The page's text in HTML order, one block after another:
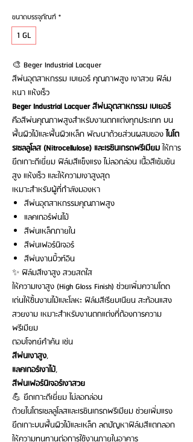
ขนาดบรรจุภัณฑ์ *
1 GL
🎨 Beger Industrial Lacquer
สีพ่นอุตสาหกรรม เบเยอร์ คุณภาพสูง เงาสวย ฟิล์ม
หนา แห้งเร็ว
Beger Industrial Lacquer สีพ่นอุตสาหกรรม เบเยอร์
คือสีพ่นคุณภาพสูงสำหรับงานตกแต่งทุกประเภท บน
พื้นผิวไม้และพื้นผิวเหล็ก พัฒนาด้วยส่วนผสมของไนโต
รเซลลูโลส (Nitrocellulose) และเรซินเกรดพรีเมียมให้การ
ยึดเกาะดีเยี่ยม ฟิล์มสีแข็งแรง ไม่ลอกล่อน เนื้อสีเข้มข้น
สูง แห้งเร็ว และให้ความเงาสูงสุด
เหมาะสำหรับผู้ที่กำลังมองหา
สีพ่นอุตสาหกรรมคุณภาพสูง
แลคเกอร์พ่นไม้
สีพ่นเหล็กภายใน
สีพ่นเฟอร์นิเจอร์
สีพ่นงานบิ้วท์อิน
✨ ฟิล์มสีเงาสูง สวยสดใส
ให้ความเงาสูง (High Gloss Finish) ช่วยเพิ่มความโดด
เด่นให้ชิ้นงานไม้และโลหะ ฟิล์มสีเรียบเนียน สะท้อนแสง
สวยงาม เหมาะสำหรับงานตกแต่งที่ต้องการความ
พรีเมียม
ตอบโจทย์คำค้น เช่น
สีพ่นเงาสูง,
แลคเกอร์เงาไม้,
สีพ่นเฟอร์นิเจอร์เงาสวย
💪 ยึดเกาะดีเยี่ยม ไม่ลอกล่อน
ด้วยไนโตรเซลลูโลสและเรซินเกรดพรีเมียม ช่วยเพิ่มแรง
ยึดเกาะบนพื้นผิวไม้และเหล็ก ลดปัญหาฟิล์มสีแตกลอก